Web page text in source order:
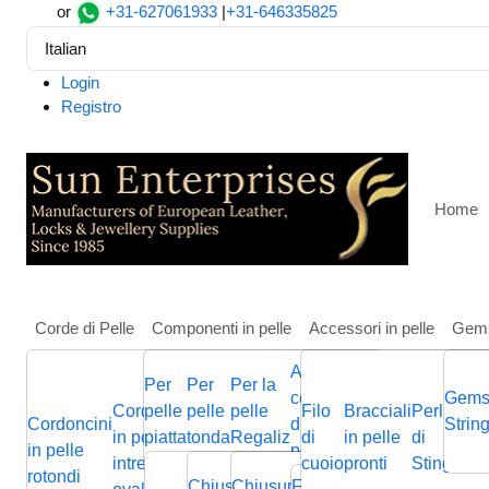
or +31-627061933 |+31-646335825
Italian
Login
Registro
Home
Corde di Pelle
Cordoncini
in pelle
rotondi
Cordoncini
in pelle
intrecciati
Cordoncini
in pelle
intrecciata
Cordoncini
in pelle
piatti
Cordini
in pelle
piatta
Componenti in pelle
Per
pelle
piatta
Per
pelle
tonda
Chiusura
Cursori
Per la
pelle
Regaliz
Cursori
Altri
componenti
di gioielli in
pelle
Accessori in pelle
Filo
di
cuoio
Bracciali
in pelle
pronti
Perline
di
Stingray
Componenti in pelle Per pelle tonda Cursori e
Stainless steel part for